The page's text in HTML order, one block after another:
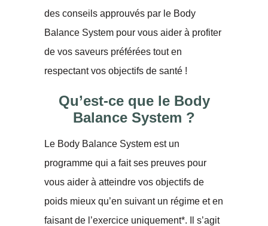
des conseils approuvés par le Body
Balance System pour vous aider à profiter
de vos saveurs préférées tout en
respectant vos objectifs de santé !
Qu’est-ce que le Body
Balance System ?
Le Body Balance System est un
programme qui a fait ses preuves pour
vous aider à atteindre vos objectifs de
poids mieux qu’en suivant un régime et en
faisant de l’exercice uniquement*. Il s’agit